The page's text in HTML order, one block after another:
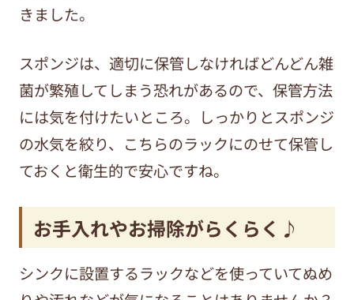
きました。
スポンジは、適切に保管しなければどんどん雑
菌が繁殖してしまう恐れがあるので、保管方法
には気を付けたいところ。しっかりとスポンジ
の水気を絞り、こちらのラックにのせて保管し
ておくと衛生的で安心ですね。
お手入れやお掃除がらくらく♪
シンクに設置するラックなどを使っていてぬめ